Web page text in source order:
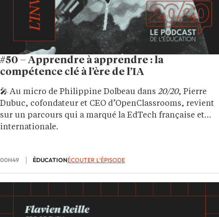
#50 – Apprendre à apprendre : la
compétence clé à l’ère de l’IA
🎤 Au micro de Philippine Dolbeau dans 20/20, Pierre
Dubuc, cofondateur et CEO d’OpenClassrooms, revient
sur un parcours qui a marqué la EdTech française et
internationale.
00H49 ÉDUCATIONÉCOUTER L'ÉPISODE